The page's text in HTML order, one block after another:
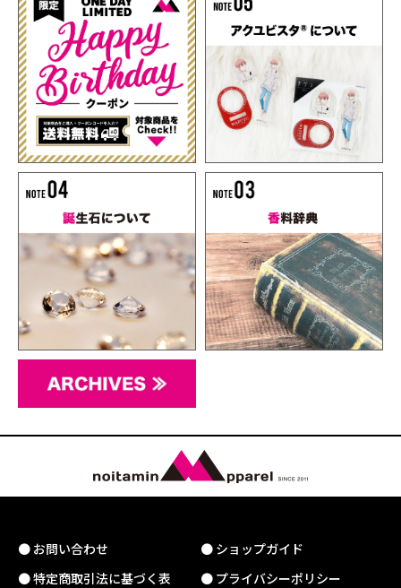
● お問い合わせ
● ショップガイド
● 特定商取引法に基づく表
● プライバシーポリシー